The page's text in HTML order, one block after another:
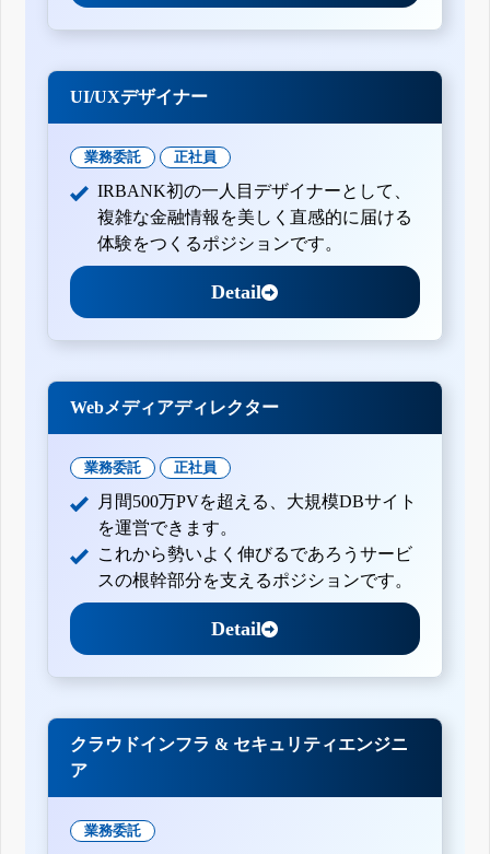
UI/UXデザイナー
業務委託 正社員
IRBANK初の一人目デザイナーとして、
複雑な金融情報を美しく直感的に届ける
体験をつくるポジションです。
Detail
Webメディアディレクター
業務委託 正社員
月間500万PVを超える、大規模DBサイト
を運営できます。
これから勢いよく伸びるであろうサービ
スの根幹部分を支えるポジションです。
Detail
クラウドインフラ & セキュリティエンジニ
ア
業務委託